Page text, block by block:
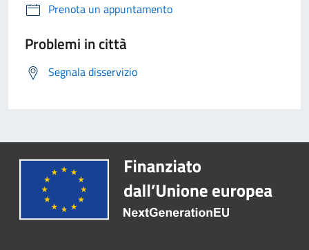
Prenota un appuntamento
Problemi in città
Segnala disservizio